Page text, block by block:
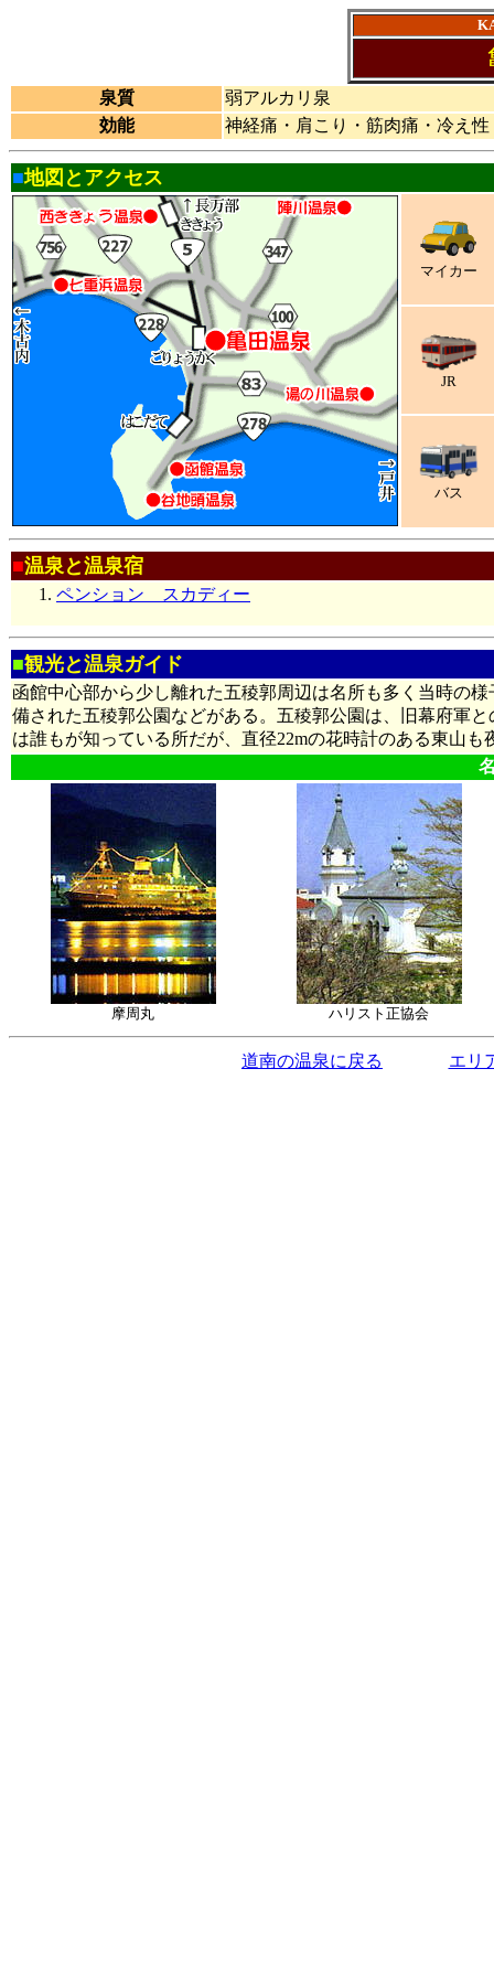
泉質
弱アルカリ泉
効能
神経痛・肩こり・筋肉痛・冷え
■地図とアクセス
マイカー
JR
バス
■温泉と温泉宿
ペンション スカディー
■観光と温泉ガイド
函館中心部から少し離れた五稜郭周辺は名所も多く当時の
備された五稜郭公園などがある。五稜郭公園は、旧幕府軍
は誰もが知っている所だが、直径22mの花時計のある東山
摩周丸 ハリスト正協会
道南の温泉に戻る エリ